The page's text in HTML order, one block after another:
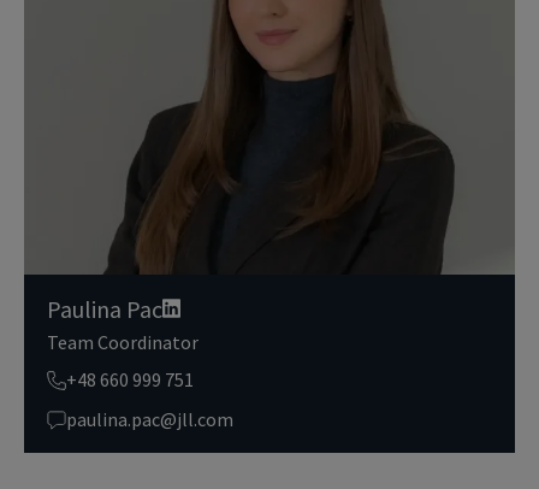
Dokładamy wszelkich starań, aby dane osobowe były bezpieczne,
zapewniamy odpowiedni poziom ich ochrony i przechowujemy je
tylko przez czas niezbędny do realizacji zapytania z uzasadnionyc
h powodów biznesowych lub prawnych. Następnie usuwamy je w s
posób bezpieczny i pewny. Aby uzyskać więcej informacji na temat
danych osobowych przetwarzanych przez JLL, prosimy zapoznać
zasadami ochrony prywatności.
Paulina Pac
Team Coordinator
+48 660 999 751
paulina.pac@jll.com